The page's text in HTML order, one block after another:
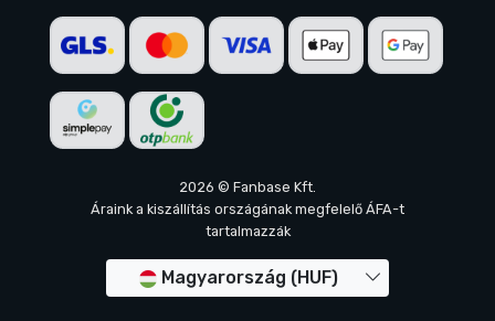
2026 © Fanbase Kft.
Áraink a kiszállítás országának megfelelő ÁFA-t
tartalmazzák
Magyarország (HUF)